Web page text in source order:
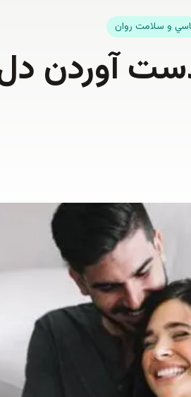
و سلامت روان
آوردن